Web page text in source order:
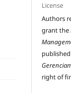
License
Authors
grant the
right of